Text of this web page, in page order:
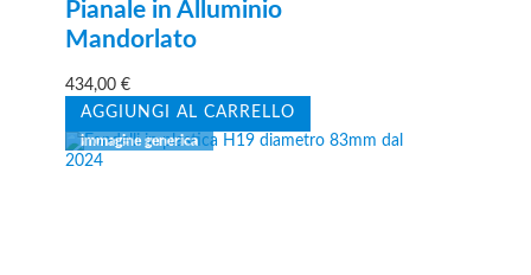
Pianale in Alluminio
Mandorlato
434,00€
AGGIUNGI AL CARRELLO